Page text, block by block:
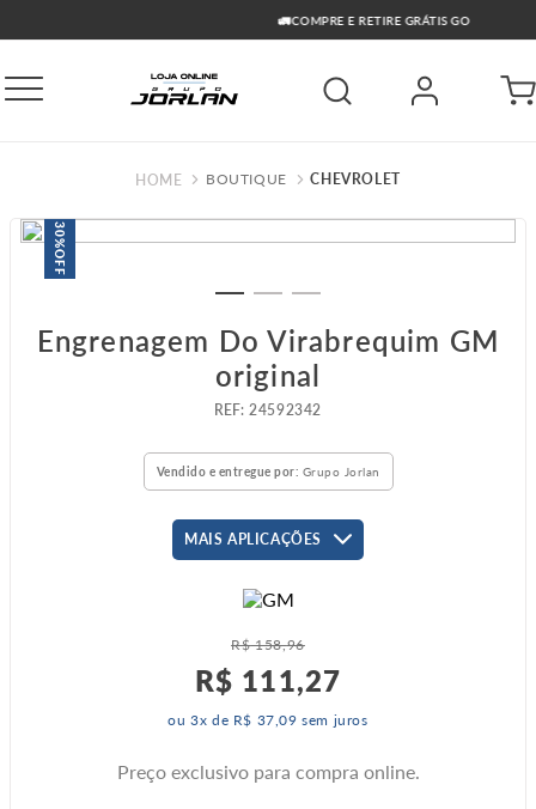
🚛COMPRE E RETIRE GRÁTIS GO
BOUTIQUE CHEVROLET
30%
OFF
Engrenagem Do Virabrequim GM
original
:24592342
Vendido e entregue por: Grupo Jorlan
MAIS APLICAÇÕES
R$ 158,96
R$ 111,27
ou3x de R$ 37 ,09 sem juros
Preço exclusivo para compra online.